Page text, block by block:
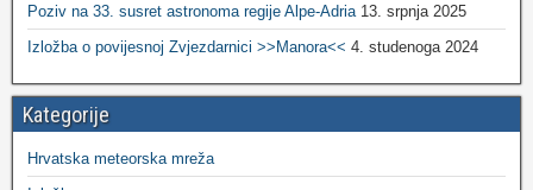
Poziv na 33. susret astronoma regije Alpe-Adria 13. srpnja 2025
Izložba o povijesnoj Zvjezdarnici >>Manora<< 4. studenoga 2024
Kategorije
Hrvatska meteorska mreža